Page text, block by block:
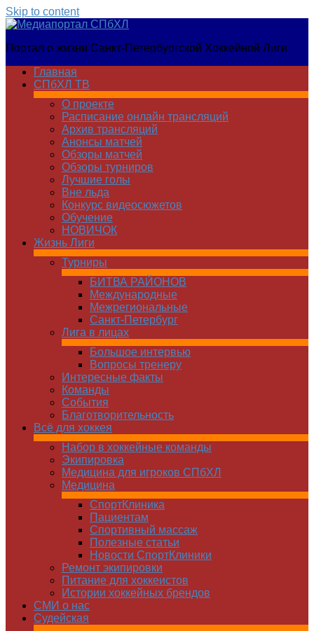
Skip to content
Медиапортал
Портал о жизни Санкт-Петербургской Хоккейной Лиги
Главная
СПбХЛ ТВ
О проекте
Расписание онлайн трансляций
Архив трансляций
Анонсы матчей
Обзоры матчей
Обзоры турниров
Лучшие голы
Вне льда
Конкурс видеосюжетов
Обучение
НОВИЧОК
Жизнь Лиги
Турниры
БИТВА РАЙОНОВ
Международные
Межрегиональные
Санкт-Петербург
Лига в лицах
Большое интервью
Вопросы тренеру
Интересные факты
Команды
Cобытия
Благотворительность
Всё для хоккея
Набор в хоккейные команды
Экипировка
Медицина для игроков СПбХЛ
Медицина
СпортКлиника
Пациентам
Спортивный массаж
Полезные статьи
Новости СпортКлиники
Ремонт экипировки
Питание для хоккеистов
Истории хоккейных брендов
СМИ о нас
Судейская